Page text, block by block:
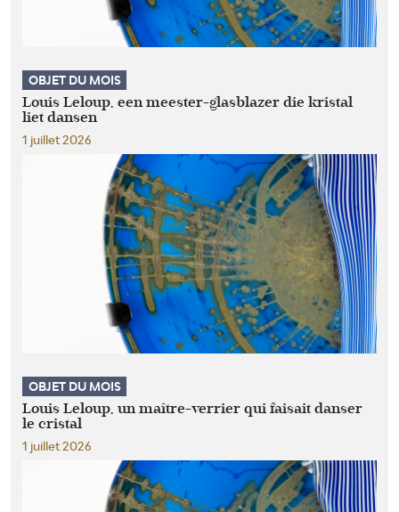
OBJET DU MOIS
Louis Leloup, een meester-glasblazer die kristal
liet dansen
1 juillet 2026
OBJET DU MOIS
Louis Leloup, un maître-verrier qui faisait danser
le cristal
1 juillet 2026